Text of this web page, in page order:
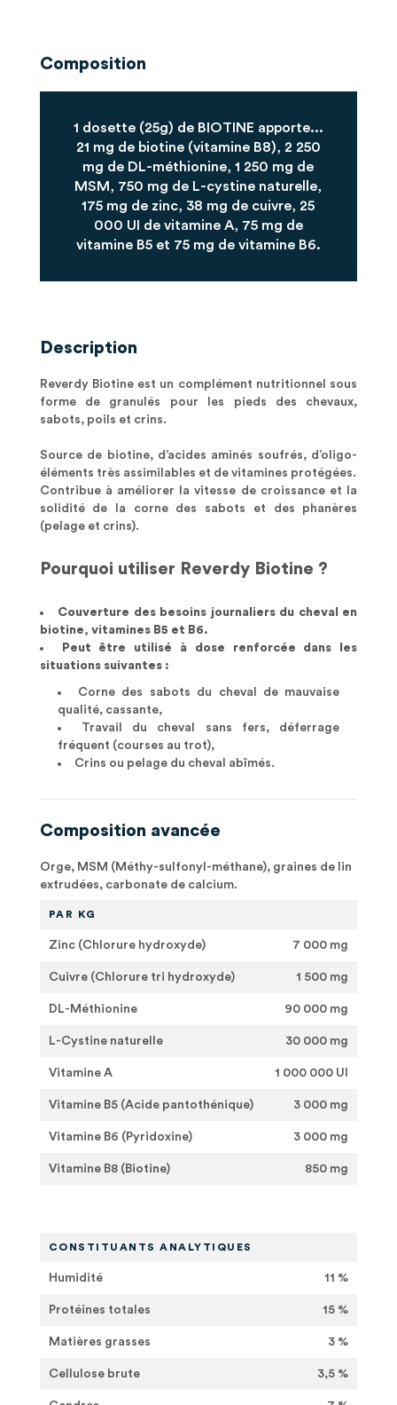
Composition
1 dosette (25g) de BIOTINE apporte...
21 mg de biotine (vitamine B8), 2 250
mg de DL-méthionine, 1 250 mg de
MSM, 750 mg de L-cystine naturelle,
175 mg de zinc, 38 mg de cuivre, 25
000 UI de vitamine A, 75 mg de
vitamine B5 et 75 mg de vitamine B6.
Description
Reverdy Biotine est un complément nutritionnel sous
forme de granulés pour les pieds des chevaux,
sabots, poils et crins.
Source de biotine, d’acides aminés soufrés, d’oligo-
éléments très assimilables et de vitamines protégées.
Contribue à améliorer la vitesse de croissance et la
solidité de la corne des sabots et des phanères
(pelage et crins).
Pourquoi utiliser Reverdy Biotine ?
Couverture des besoins journaliers du cheval en
biotine, vitamines B5 et B6.
Peut être utilisé à dose renforcée dans les
situations suivantes :
Corne des sabots du cheval de mauvaise
qualité, cassante,
Travail du cheval sans fers, déferrage
fréquent (courses au trot),
Crins ou pelage du cheval abîmés.
Composition avancée
Orge, MSM (Méthy-sulfonyl-méthane), graines de lin
extrudées, carbonate de calcium.
PAR KG
Zinc (Chlorure hydroxyde) 7 000 mg
Cuivre (Chlorure tri hydroxyde) 1 500 mg
DL-Méthionine 90 000 mg
L-Cystine naturelle 30 000 mg
Vitamine A 1 000 000 UI
Vitamine B5 (Acide pantothénique) 3 000 mg
Vitamine B6 (Pyridoxine) 3 000 mg
Vitamine B8 (Biotine) 850 mg
CONSTITUANTS ANALYTIQUES
Humidité 11 %
Protéines totales 15 %
Matières grasses 3 %
Cellulose brute 3,5 %